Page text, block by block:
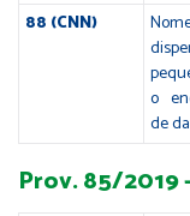
88 (CNN)
o
de
Prov. 85/2019